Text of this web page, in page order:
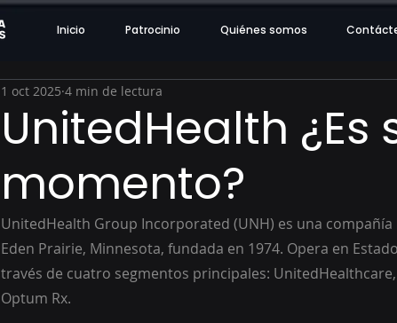
Inicio Patrocinio Quiénes somos
UnitedHealth ¿Es
momento?
1 oct 2025 4 min de lectura
UnitedHealth Group Incorporated (UNH) es una
Eden Prairie, Minnesota, fundada en 1974. Opera en
través de cuatro segmentos principales:
Optum Rx.